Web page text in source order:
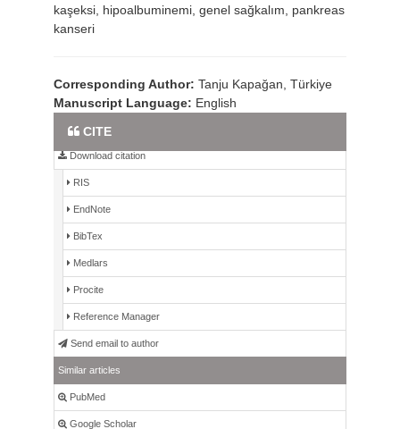
kaşeksi, hipoalbuminemi, genel sağkalım, pankreas
kanseri
Corresponding Author: Tanju Kapağan, Türkiye
Manuscript Language: English
CITE
Full Text PDF
Download citation
RIS
EndNote
BibTex
Medlars
Procite
Reference Manager
Send email to author
Similar articles
PubMed
Google Scholar